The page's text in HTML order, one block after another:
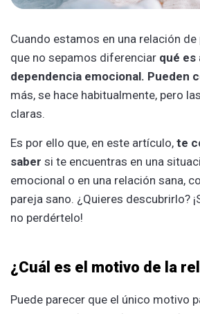
Cuando estamos en una relación
que no sepamos diferenciar qué es
dependencia emocional. Pueden
más, se hace habitualmente, pero
claras.
Es por ello que, en este artículo, te
saber si te encuentras en una
emocional o en una relación sana,
pareja sano. ¿Quieres descubrirlo?
no perdértelo!
¿Cuál es el motivo de la
Puede parecer que el único motivo